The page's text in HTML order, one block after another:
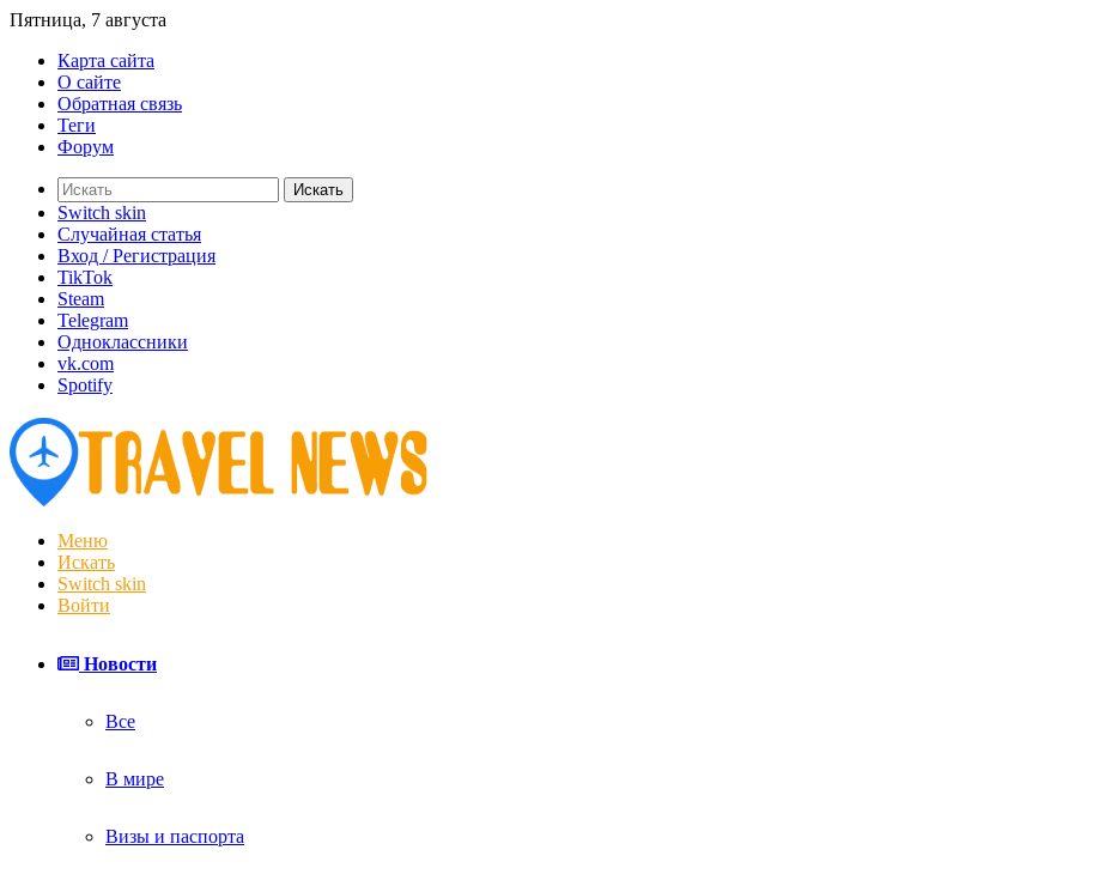
Пятница, 7 августа
Карта сайта
О сайте
Обратная связь
Теги
Форум
Искать
Switch skin
Случайная статья
Вход / Регистрация
TikTok
Steam
Telegram
Одноклассники
vk.com
Spotify
Меню
Искать
Switch skin
Войти
Новости
Все
В мире
Визы и паспорта